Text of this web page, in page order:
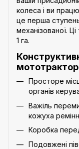
колеса і ви
це перша
механізованої.
1 га.
Просторе
органів
Важіль
кожуха
Коробка
Подовжені